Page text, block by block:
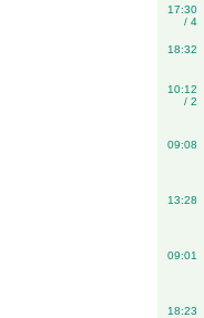
17:30
/ 4
18:32
10:12
/ 2
09:08
13:28
09:01
18:23